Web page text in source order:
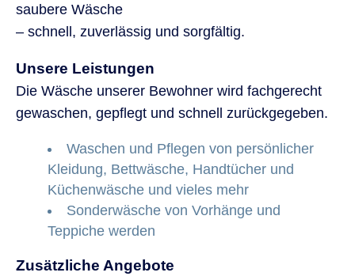
saubere Wäsche
– schnell, zuverlässig und sorgfältig.
Unsere Leistungen
Die Wäsche unserer Bewohner wird fachgerecht
gewaschen, gepflegt und schnell zurückgegeben.
Waschen und Pflegen von persönlicher
Kleidung, Bettwäsche, Handtücher und
Küchenwäsche und vieles mehr
Sonderwäsche von Vorhänge und
Teppiche werden
Zusätzliche Angebote